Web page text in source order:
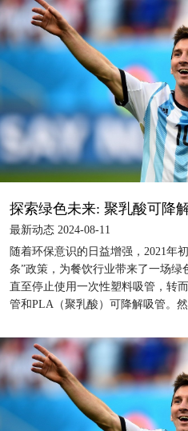
探索绿色未来: 聚乳酸可降
最新动态 2024-08-11
随着环保意识的日益增强，2021年
条”政策，为餐饮行业带来了一场
直至停止使用一次性塑料吸管，转
管和PLA（聚乳酸）可降解吸管。